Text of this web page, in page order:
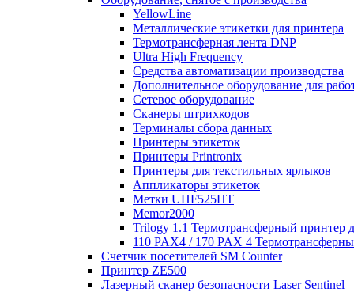
YellowLine
Металлические этикетки для принтера
Термотрансферная лента DNP
Ultra High Frequency
Средства автоматизации производства
Дополнительное оборудование для
Сетевое оборудование
Сканеры штрихкодов
Терминалы сбора данных
Принтеры этикеток
Принтеры Printronix
Принтеры для текстильных ярлыков
Аппликаторы этикеток
Метки UHF525HT
Memor2000
Trilogy 1.1 Термотрансферный принтер
110 PAX4 / 170 PAX 4
Счетчик посетителей SM Counter
Принтер ZE500
Лазерный сканер безопасности Laser Sentinel